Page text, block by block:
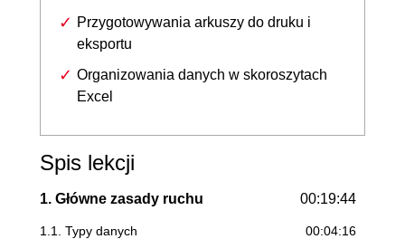
Przygotowywania arkuszy do druku i
eksportu
Organizowania danych w skoroszytach
Excel
Spis lekcji
1. Główne zasady ruchu 00:19:44
1.1. Typy danych
00:04:16